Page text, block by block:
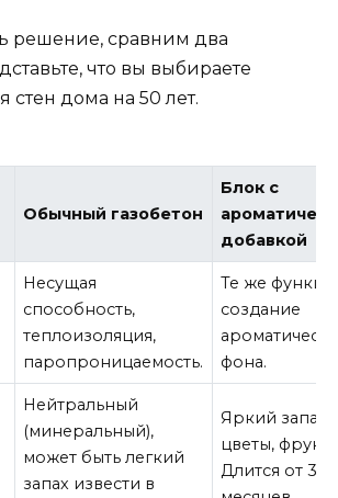
решение, сравним два
что вы выбираете
стен дома на 50 лет.
Обычный газобетон
Блок с
добавкой
Несущая
способность,
теплоизоляция,
паропроницаемость.
Те же
создание
фона.
Нейтральный
(минеральный),
может быть легкий
запах извести в
Яркий запах
цветы,
Длится от 3